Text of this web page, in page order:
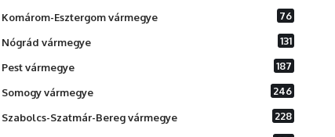
Komárom-Esztergom vármegye 76
Nógrád vármegye 131
Pest vármegye 187
Somogy vármegye 246
Szabolcs-Szatmár-Bereg vármegye 228